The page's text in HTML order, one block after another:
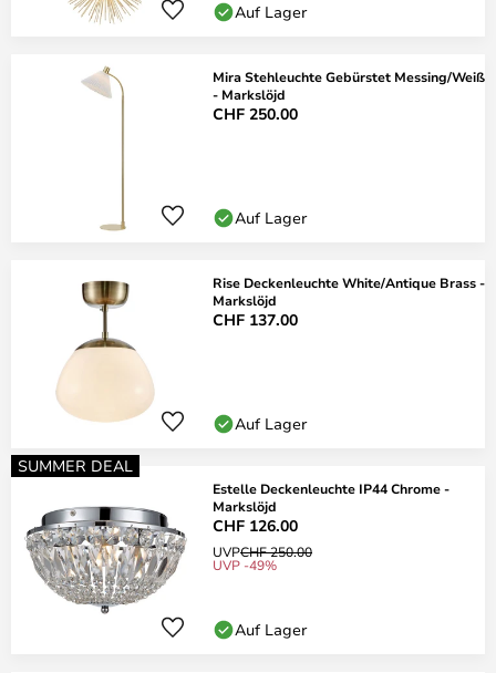
Auf Lager
Mira Stehleuchte Gebürstet Messing/Weiß
- Markslöjd
CHF 250.00
Auf Lager
Rise Deckenleuchte White/Antique Brass -
Markslöjd
CHF 137.00
Auf Lager
SUMMER DEAL
Estelle Deckenleuchte IP44 Chrome -
Markslöjd
CHF 126.00
UVPCHF 250.00
UVP -49%
Auf Lager